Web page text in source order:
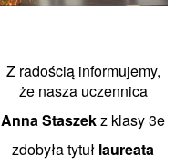
Z radością informujemy,
że nasza uczennica
Anna Staszekz klasy 3e
zdobyła tytuł laureata